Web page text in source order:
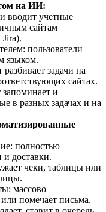
на ИИ:
вводит учетные
сайтам
пользователи
языком.
задачи на
сайтах.
и
в разных задачах и на
полностью
и доставки.
чеки, таблицы или
массово
помечает письма.